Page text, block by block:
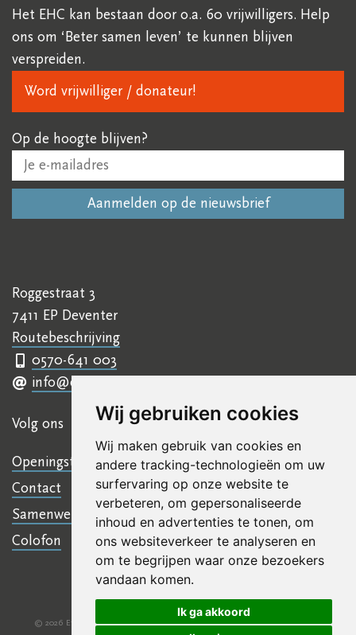
Wij gebruiken cookies
Wij maken gebruik van cookies en
andere tracking-technologieën om uw
surfervaring op onze website te
verbeteren, om gepersonaliseerde
inhoud en advertenties te tonen, om
ons websiteverkeer te analyseren en
om te begrijpen waar onze bezoekers
vandaan komen.
Ik ga akkoord
Het EHC kan bestaan door o.a. 60 vrijwilligers. Help
ons om ‘Beter samen leven’ te kunnen blijven
verspreiden.
Word vrijwilliger / donateur!
Op de hoogte blijven?
Roggestraat 3
7411 EP Deventer
Routebeschrijving
0570-641 003
info@ettyhillesumcentrum.nl
Volg ons
Openingstijden
Contact
Samenwerkingen
Colofon
© 2026 Etty Hillesum Centrum | Algemene voorwaarden | Disclaimer